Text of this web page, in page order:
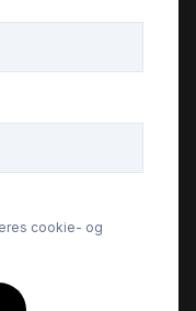
cookie- og